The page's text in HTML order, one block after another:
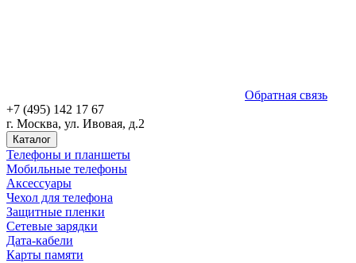
Обратная связь
+7 (495) 142 17 67
г. Москва, ул. Ивовая, д.2
Каталог
Телефоны и планшеты
Мобильные телефоны
Аксессуары
Чехол для телефона
Защитные пленки
Сетевые зарядки
Дата-кабели
Карты памяти